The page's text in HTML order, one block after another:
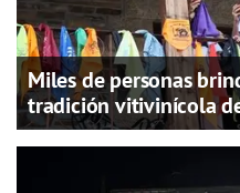
Miles de personas
tradición vitivinícola